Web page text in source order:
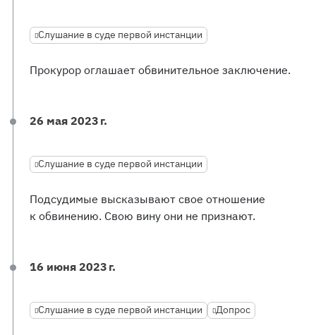
Слушание в суде первой инстанции
Прокурор оглашает обвинительное заключение.
26 мая 2023 г.
Слушание в суде первой инстанции
Подсудимые высказывают свое отношение
к обвинению. Свою вину они не признают.
16 июня 2023 г.
Слушание в суде первой инстанции Допрос